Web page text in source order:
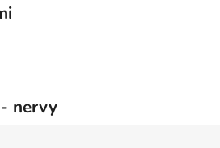
nervy